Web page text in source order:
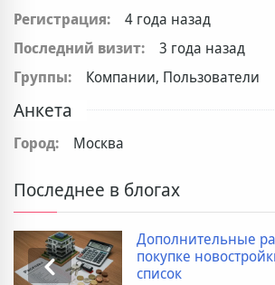
Регистрация:
4 года назад
Последний визит:
3 года назад
Группы:
Компании, Пользователи
Анкета
Город: Москва
Последнее в блогах
Дополнительные
покупке
список